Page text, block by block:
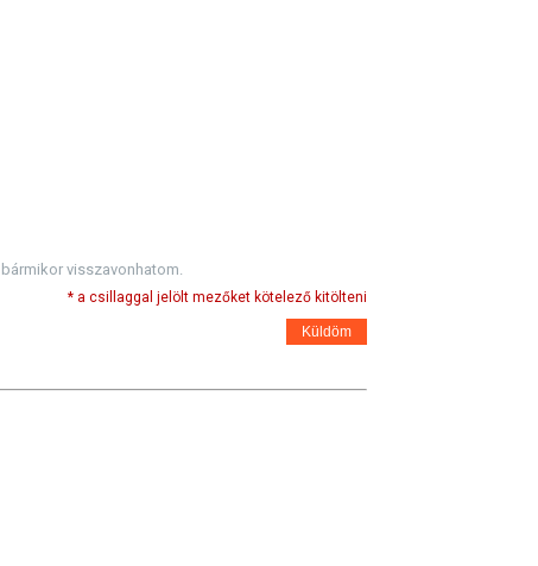
visszavonhatom.
* a csillaggal jelölt mezőket kötelező kitölteni
Küldöm